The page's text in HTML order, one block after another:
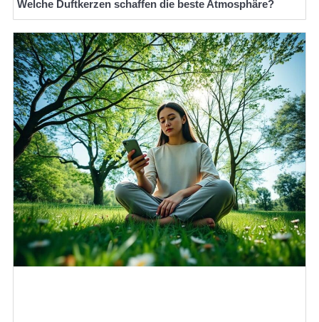
Welche Duftkerzen schaffen die beste Atmosphäre?